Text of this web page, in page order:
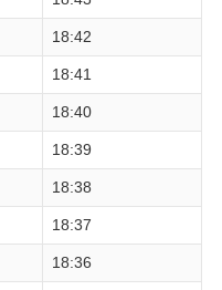
18:42
18:41
18:40
18:39
18:38
18:37
18:36